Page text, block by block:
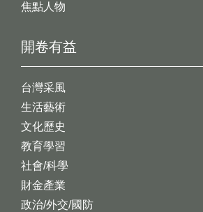
開卷有益
台灣采風
生活藝術
文化歷史
教育學習
社會/科學
財金產業
政治/外交/國防
焦點人物